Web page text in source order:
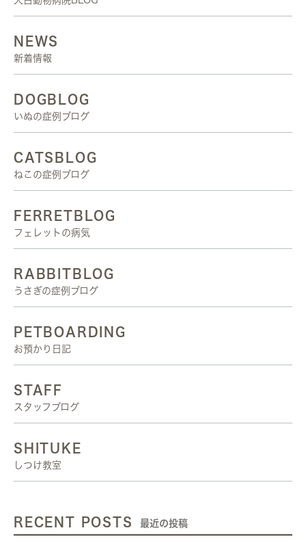
NEWS
新着情報
DOGBLOG
いぬの症例ブログ
CATSBLOG
ねこの症例ブログ
FERRETBLOG
フェレットの病気
RABBITBLOG
うさぎの症例ブログ
PETBOARDING
お預かり日記
STAFF
スタッフブログ
SHITUKE
しつけ教室
RECENT POSTS 最近の投稿